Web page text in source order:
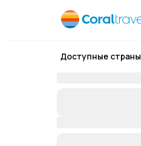
Доступные страны